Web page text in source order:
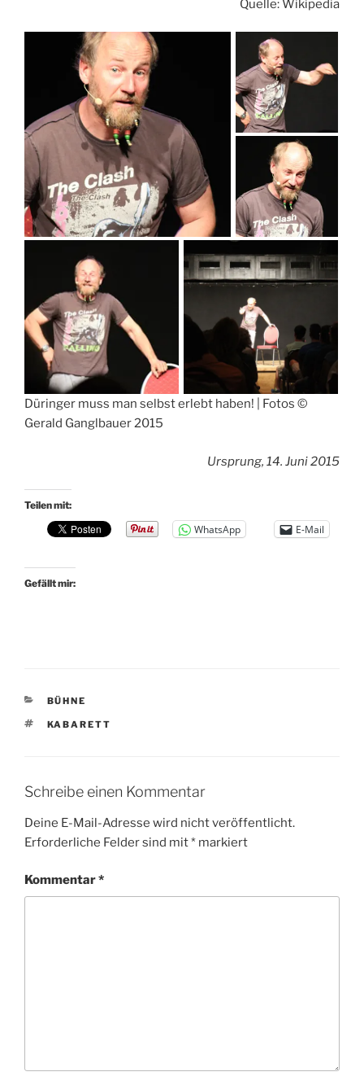
Quelle: Wikipedia
Düringer muss man selbst erlebt haben! | Fotos ©
Gerald Ganglbauer 2015
Ursprung, 14. Juni 2015
Teilen mit:
WhatsApp E-Mail
Gefällt mir:
KATEGORIEN
BÜHNE
SCHLAGWÖRTER
KABARETT
Schreibe einen Kommentar
Deine E-Mail-Adresse wird nicht veröffentlicht.
Erforderliche Felder sind mit* markiert
Kommentar*